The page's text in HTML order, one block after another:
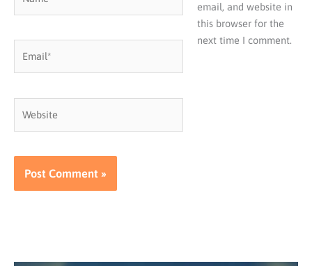
email, and website in
this browser for the
next time I comment.